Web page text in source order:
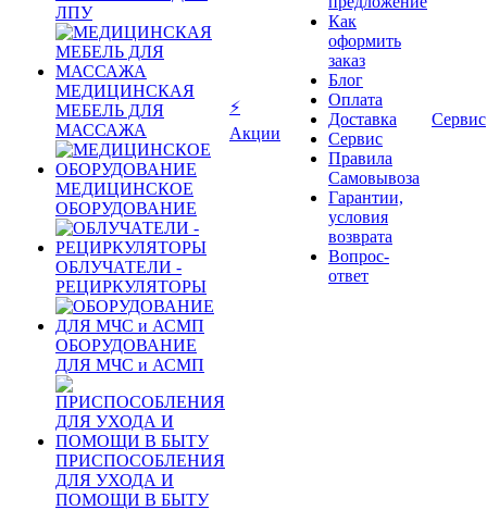
ЛПУ
МЕДИЦИНСКАЯ
МЕБЕЛЬ ДЛЯ
МАССАЖА
МЕДИЦИНСКОЕ
ОБОРУДОВАНИЕ
ОБЛУЧАТЕЛИ -
РЕЦИРКУЛЯТОРЫ
ОБОРУДОВАНИЕ
ДЛЯ МЧС и АСМП
ПРИСПОСОБЛЕНИЯ
ДЛЯ УХОДА И
ПОМОЩИ В БЫТУ
⚡
Акции
Как
оформить
заказ
Блог
Оплата
Доставка
Сервис
Правила
Самовывоза
Гарантии,
условия
возврата
Вопрос-
ответ
Сервис